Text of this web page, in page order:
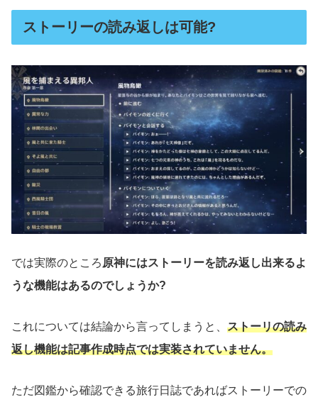
ストーリーの読み返しは可能?
では実際のところ原神にはストーリーを読み返し出来るよ
うな機能はあるのでしょうか?
これについては結論から言ってしまうと、 ストーリの読み
返し機能は記事作成時点では実装されていません。
ただ図鑑から確認できる旅行日誌であればストーリーでの